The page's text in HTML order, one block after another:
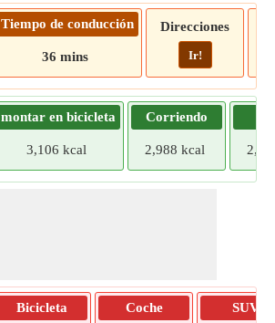
Tiempo de conducción
36 mins
Direcciones
Ir!
montar en bicicleta
3,106 kcal
Corriendo
2,988 kcal
Bicicleta
Coche
SUV